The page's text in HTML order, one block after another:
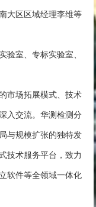
大区区域经理李维等
验室、专标实验室、
市场拓展模式、技术
入交流。华测检测分
与规模扩张的独特发
技术服务平台，致力
软件等全领域一体化